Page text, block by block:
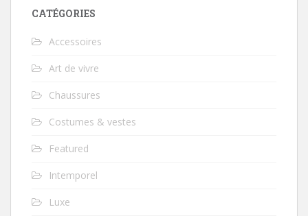
CATÉGORIES
Accessoires
Art de vivre
Chaussures
Costumes & vestes
Featured
Intemporel
Luxe